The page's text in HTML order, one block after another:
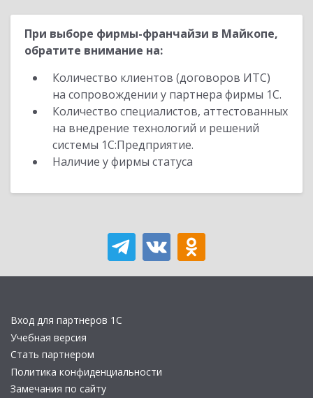
При выборе фирмы-франчайзи в Майкопе,
обратите внимание на:
Количество клиентов (договоров ИТС)
на сопровождении у партнера фирмы 1С.
Количество специалистов, аттестованных
на внедрение технологий и решений
системы 1С:Предприятие.
Наличие у фирмы статуса
Вход для партнеров 1С
Учебная версия
Стать партнером
Политика конфиденциальности
Замечания по сайту